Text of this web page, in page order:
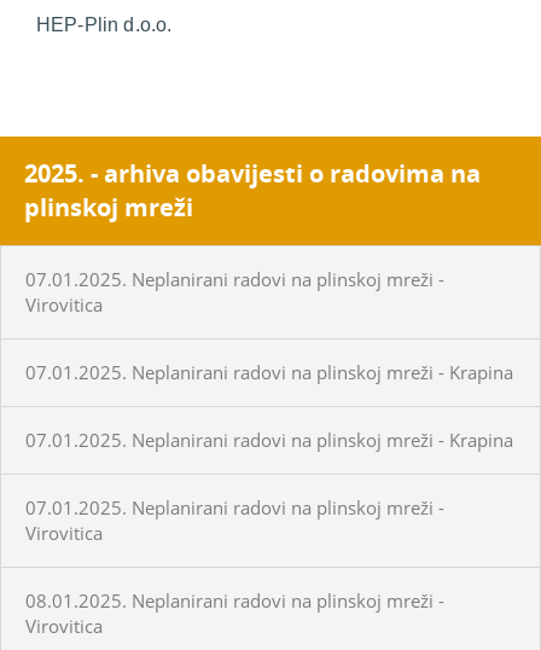
HEP-Plin d.o.o.
2025. - arhiva obavijesti o radovima na
plinskoj mreži
07.01.2025. Neplanirani radovi na plinskoj mreži -
Virovitica
07.01.2025. Neplanirani radovi na plinskoj mreži - Krapina
07.01.2025. Neplanirani radovi na plinskoj mreži - Krapina
07.01.2025. Neplanirani radovi na plinskoj mreži -
Virovitica
08.01.2025. Neplanirani radovi na plinskoj mreži -
Virovitica